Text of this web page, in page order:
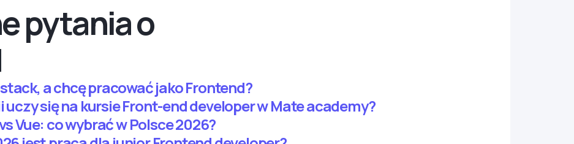
pytania o
a chcę pracować jako Frontend?
się na kursie Front-end developer w Mate academy?
Vue: co wybrać w Polsce 2026?